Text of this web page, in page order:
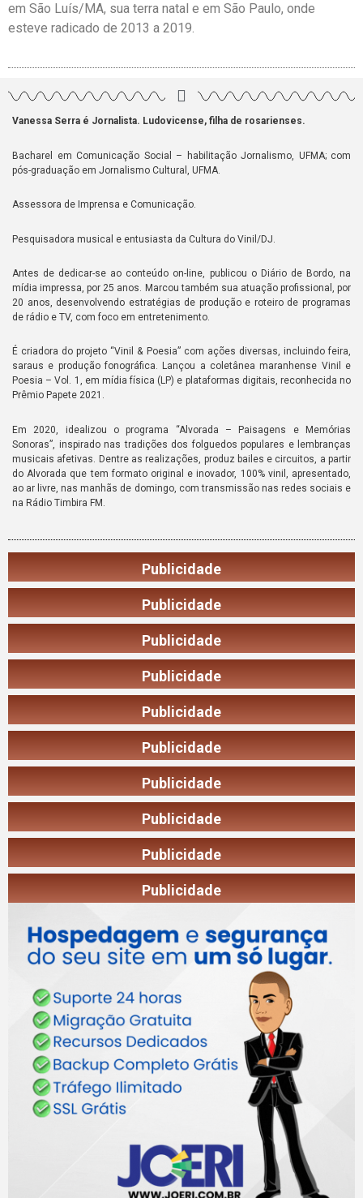
em São Luís/MA, sua terra natal e em São Paulo, onde
esteve radicado de 2013 a 2019.
Vanessa Serra é Jornalista. Ludovicense, filha de rosarienses.
Bacharel em Comunicação Social – habilitação Jornalismo, UFMA; com
pós-graduação em Jornalismo Cultural, UFMA.
Assessora de Imprensa e Comunicação.
Pesquisadora musical e entusiasta da Cultura do Vinil/DJ.
Antes de dedicar-se ao conteúdo on-line, publicou o Diário de Bordo, na
mídia impressa, por 25 anos. Marcou também sua atuação profissional, por
20 anos, desenvolvendo estratégias de produção e roteiro de programas
de rádio e TV, com foco em entretenimento.
É criadora do projeto “Vinil & Poesia” com ações diversas, incluindo feira,
saraus e produção fonográfica. Lançou a coletânea maranhense Vinil e
Poesia – Vol. 1, em mídia física (LP) e plataformas digitais, reconhecida no
Prêmio Papete 2021.
Em 2020, idealizou o programa “Alvorada – Paisagens e Memórias
Sonoras”, inspirado nas tradições dos folguedos populares e lembranças
musicais afetivas. Dentre as realizações, produz bailes e circuitos, a partir
do Alvorada que tem formato original e inovador, 100% vinil, apresentado,
ao ar livre, nas manhãs de domingo, com transmissão nas redes sociais e
na Rádio Timbira FM.
Publicidade
Publicidade
Publicidade
Publicidade
Publicidade
Publicidade
Publicidade
Publicidade
Publicidade
Publicidade